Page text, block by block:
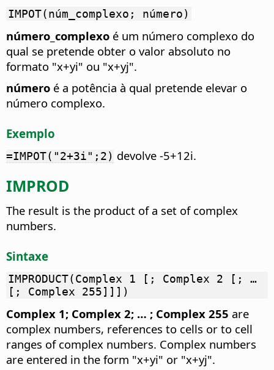
IMPOT(núm_complexo; número)
número_complexo é um número complexo do
qual se pretende obter o valor absoluto no
formato "x+yi" ou "x+yj".
número é a potência à qual pretende elevar o
número complexo.
Exemplo
=IMPOT("2+3i";2) devolve -5+12i.
IMPROD
The result is the product of a set of complex
numbers.
Sintaxe
IMPRODUCT(Complex 1 [; Complex 2 [; …
[; Complex 255]]])
Complex 1; Complex 2; … ; Complex 255 are
complex numbers, references to cells or to cell
ranges of complex numbers. Complex numbers
are entered in the form "x+yi" or "x+yj".